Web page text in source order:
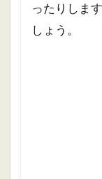
ったりしま
しょう。